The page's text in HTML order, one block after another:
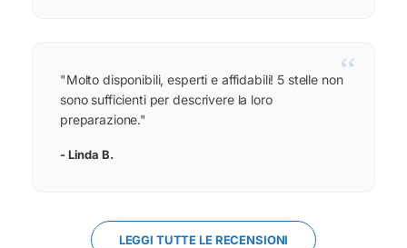
“
"Molto disponibili, esperti e affidabili! 5 stelle non
sono sufficienti per descrivere la loro
preparazione."
- Linda B.
LEGGI TUTTE LE RECENSIONI